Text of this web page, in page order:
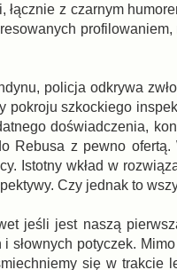
łącznie z czarnym
policja odkrywa
pokroju szkockiego
doświadczenia,
Rebusa z pewno
Istotny wkład w
Czy jednak to
jeśli jest naszą
potyczek.
się w